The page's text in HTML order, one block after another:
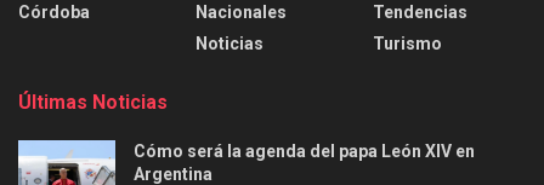
Córdoba
Nacionales
Noticias
Tendencias
Turismo
Últimas Noticias
Cómo será la agenda del papa León XIV en
Argentina